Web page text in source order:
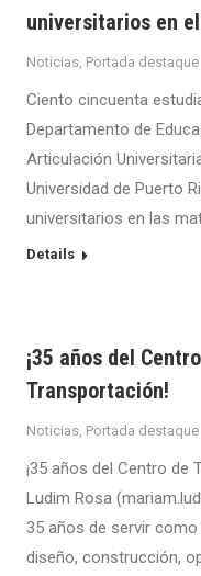
universitarios en el
Noticias, Portada destaque
Ciento cincuenta
Departamento de
Articulación
Universidad de Puerto
universitarios en las
Details
¡35 años del
Transportación!
Noticias, Portada destaque
¡35 años del Centro de
Ludim Rosa
35 años de servir
diseño, construcción,